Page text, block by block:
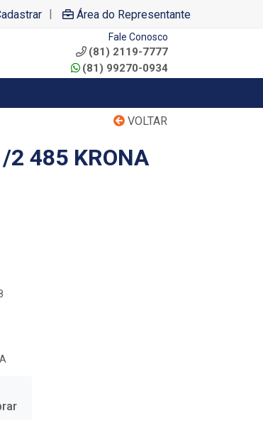
| Área do Representante
Fale Conosco
(81) 2119-7777
(81) 99270-0934
VOLTAR
2 485 KRONA